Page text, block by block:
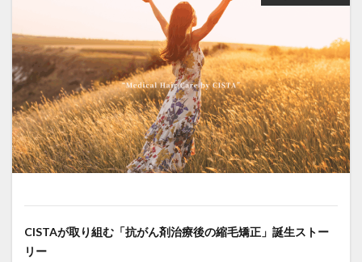
CISTAが取り組む「抗がん剤治療後の縮毛矯正」誕生ストー
リー
hair-fail-mechanics
hair-moisture-flow
hair-treatment-fail
hormonal-balance
hydrogen-bonds
individual-care
iron-damage
jojoba-boiling-point
kids-straightening
local-salon-search
low-cost-salon-risks
medical-beauty-bridge
medical-beauty-support
natural-hair-debut
natural-looking-hair
personal-hair-minister
pixie-cut
post-chemo-hair
pre-birth-care
pregnancy-straightening